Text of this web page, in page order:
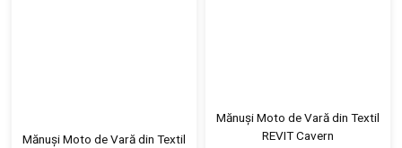
Mănuși Moto de Vară din Textil
Mănuși Moto de Vară din Textil
REVIT Cavern